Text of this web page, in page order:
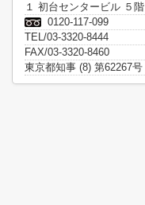
１ 初台センタービル ５階
0120-117-099
TEL/03-3320-8444
FAX/03-3320-8460
東京都知事 (8) 第62267号